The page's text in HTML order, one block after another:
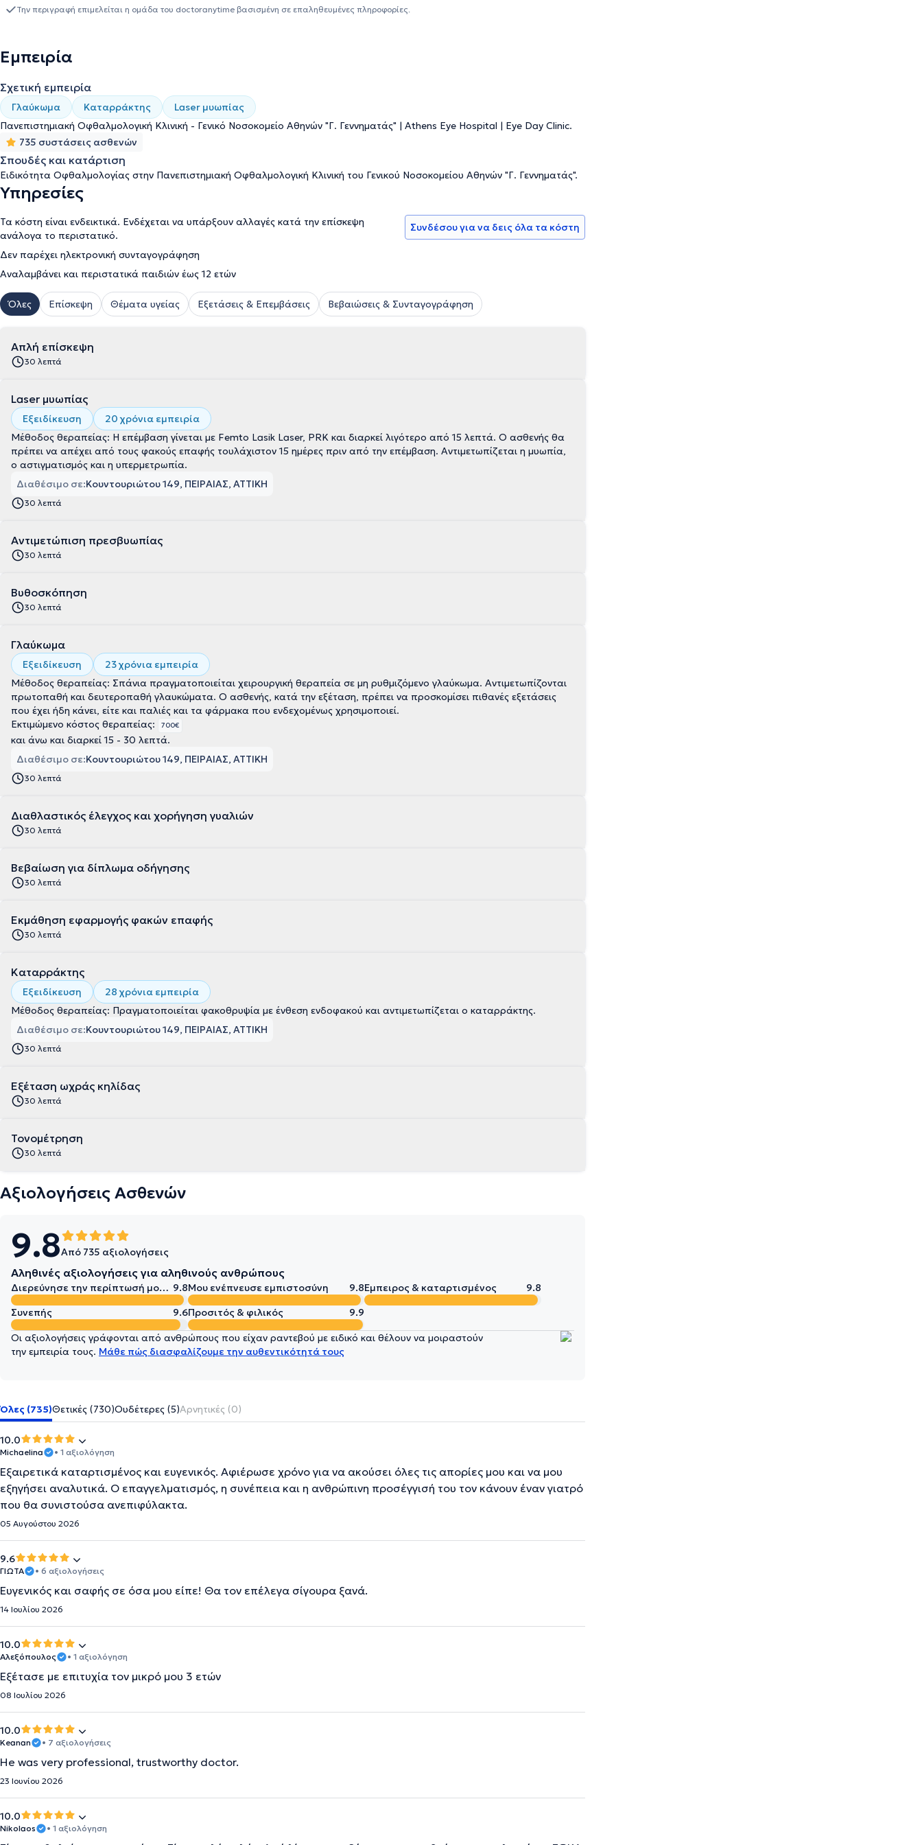
Την περιγραφή επιμελείται η ομάδα του doctoranytime βασισμένη σε επαληθευμένες πληροφορίες.
Εμπειρία
Σχετική εμπειρία
Γλαύκωμα Καταρράκτης
Laser μυωπίας
Πανεπιστημιακή Οφθαλμολογική Κλινική - Γενικό Νοσοκομείο Αθηνών "Γ. Γεννηματάς" | Athens Eye Hospital | Eye Day Clinic.
735 συστάσεις ασθενών
Σπουδές και κατάρτιση
Ειδικότητα Οφθαλμολογίας στην Πανεπιστημιακή Οφθαλμολογική Κλινική του Γενικού Νοσοκομείου Αθηνών "Γ. Γεννηματάς".
Υπηρεσίες
Τα κόστη είναι ενδεικτικά. Ενδέχεται να υπάρξουν αλλαγές κατά την επίσκεψη
ανάλογα το περιστατικό.
Δεν παρέχει ηλεκτρονική συνταγογράφηση
Αναλαμβάνει και περιστατικά παιδιών έως 12 ετών
Συνδέσου για να δεις όλα τα κόστη
Όλες Επίσκεψη Θέματα υγείας Εξετάσεις & Επεμβάσεις Βεβαιώσεις & Συνταγογράφηση
Απλή επίσκεψη
30 λεπτά
Laser μυωπίας
Εξειδίκευση
20 χρόνια εμπειρία
Μέθοδος θεραπείας: Η επέμβαση γίνεται με Femto Lasik Laser, PRK και διαρκεί λιγότερο από 15 λεπτά. Ο ασθενής θα
πρέπει να απέχει από τους φακούς επαφής τουλάχιστον 15 ημέρες πριν από την επέμβαση. Αντιμετωπίζεται η μυωπία,
ο αστιγματισμός και η υπερμετρωπία.
Διαθέσιμο σε:Κουντουριώτου 149, ΠΕΙΡΑΙΑΣ, ΑΤΤΙΚΗ
30 λεπτά
Αντιμετώπιση πρεσβυωπίας
30 λεπτά
Βυθοσκόπηση
30 λεπτά
Γλαύκωμα
Εξειδίκευση
23 χρόνια εμπειρία
Μέθοδος θεραπείας: Σπάνια πραγματοποιείται χειρουργική θεραπεία σε μη ρυθμιζόμενο γλαύκωμα. Αντιμετωπίζονται
πρωτοπαθή και δευτεροπαθή γλαυκώματα. Ο ασθενής, κατά την εξέταση, πρέπει να προσκομίσει πιθανές εξετάσεις
Εκτιμώμενο κόστος θεραπείας:
700€
και άνω και διαρκεί 15 - 30 λεπτά.
Διαθέσιμο σε:Κουντουριώτου 149, ΠΕΙΡΑΙΑΣ, ΑΤΤΙΚΗ
30 λεπτά
Διαθλαστικός έλεγχος και χορήγηση γυαλιών
30 λεπτά
Βεβαίωση για δίπλωμα οδήγησης
30 λεπτά
Εκμάθηση εφαρμογής φακών επαφής
30 λεπτά
Καταρράκτης
Εξειδίκευση
28 χρόνια εμπειρία
Μέθοδος θεραπείας: Πραγματοποιείται φακοθρυψία με ένθεση ενδοφακού και αντιμετωπίζεται ο καταρράκτης.
Διαθέσιμο σε:Κουντουριώτου 149, ΠΕΙΡΑΙΑΣ, ΑΤΤΙΚΗ
30 λεπτά
Εξέταση ωχράς κηλίδας
30 λεπτά
Τονομέτρηση
30 λεπτά
Αξιολογήσεις Ασθενών
9.8Από 735 αξιολογήσεις
Αληθινές αξιολογήσεις για αληθινούς ανθρώπους
Διερεύνησε την περίπτωσή μου σε βάθος 9.8Μου ενέπνευσε εμπιστοσύνη 9.8Έμπειρος & καταρτισμένος
9.8
Συνεπής
9.6Προσιτός & φιλικός 9.9
Οι αξιολογήσεις γράφονται από ανθρώπους που είχαν ραντεβού με ειδικό και θέλουν να μοιραστούν
την εμπειρία τους. Μάθε πώς διασφαλίζουμε την αυθεντικότητά τους
Όλες (735)Θετικές (730)Ουδέτερες (5)Αρνητικές (0)
10.0
Michaelina • 1 αξιολόγηση
Εξαιρετικά καταρτισμένος και ευγενικός. Αφιέρωσε χρόνο για να ακούσει όλες τις απορίες μου και να μου
εξηγήσει αναλυτικά. Ο επαγγελματισμός, η συνέπεια και η ανθρώπινη προσέγγισή του τον κάνουν έναν γιατρό
που θα συνιστούσα ανεπιφύλακτα.
05 Αυγούστου 2026
9.6
ΓΙΩΤΑ • 6 αξιολογήσεις
Ευγενικός και σαφής σε όσα μου είπε! Θα τον επέλεγα σίγουρα ξανά.
14 Ιουλίου 2026
10.0
Αλεξόπουλος • 1 αξιολόγηση
Εξέτασε με επιτυχία τον μικρό μου 3 ετών
08 Ιουλίου 2026
10.0
Keanan • 7 αξιολογήσεις
He was very professional, trustworthy doctor.
23 Ιουνίου 2026
10.0
Nikolaos • 1 αξιολόγηση